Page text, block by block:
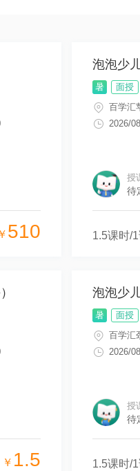
￥ 510
泡泡少
暑 面授
百学汇
2026/
授
待
1.5课时/1
￥ 1.5
泡泡少
暑 面授
百学汇
2026/
授
待
1.5课时/1